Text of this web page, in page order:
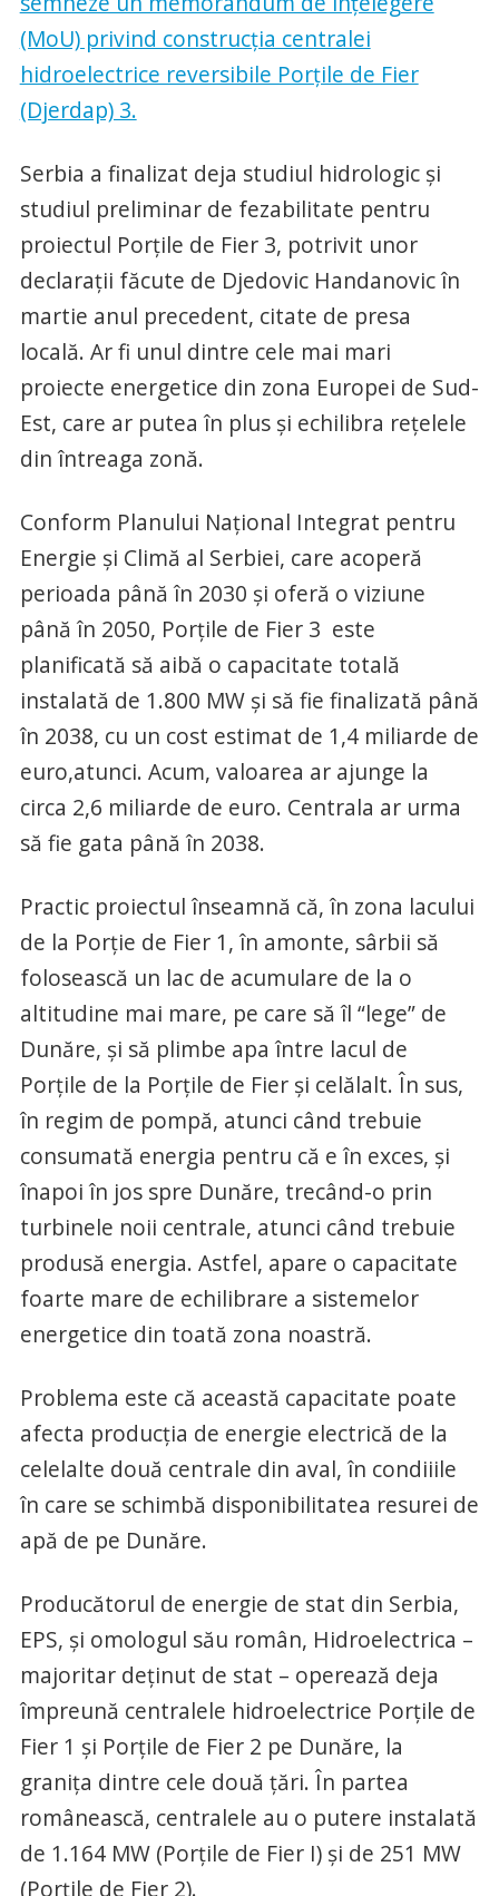
(MoU) privind construcția centralei
hidroelectrice reversibile Porțile de Fier
(Djerdap) 3.
Serbia a finalizat deja studiul hidrologic și
studiul preliminar de fezabilitate pentru
proiectul Porțile de Fier 3, potrivit unor
declarații făcute de Djedovic Handanovic în
martie anul precedent, citate de presa
locală. Ar fi unul dintre cele mai mari
proiecte energetice din zona Europei de Sud-
Est, care ar putea în plus și echilibra rețelele
din întreaga zonă.
Conform Planului Național Integrat pentru
Energie și Climă al Serbiei, care acoperă
perioada până în 2030 și oferă o viziune
până în 2050, Porțile de Fier 3 este
planificată să aibă o capacitate totală
instalată de 1.800 MW și să fie finalizată până
în 2038, cu un cost estimat de 1,4 miliarde de
euro,atunci. Acum, valoarea ar ajunge la
circa 2,6 miliarde de euro. Centrala ar urma
să fie gata până în 2038.
Practic proiectul înseamnă că, în zona lacului
de la Porție de Fier 1, în amonte, sârbii să
folosească un lac de acumulare de la o
altitudine mai mare, pe care să îl “lege” de
Dunăre, și să plimbe apa între lacul de
Porțile de la Porțile de Fier și celălalt. În sus,
în regim de pompă, atunci când trebuie
consumată energia pentru că e în exces, și
înapoi în jos spre Dunăre, trecând-o prin
turbinele noii centrale, atunci când trebuie
produsă energia. Astfel, apare o capacitate
foarte mare de echilibrare a sistemelor
energetice din toată zona noastră.
Problema este că această capacitate poate
afecta producția de energie electrică de la
celelalte două centrale din aval, în condiiile
în care se schimbă disponibilitatea resurei de
apă de pe Dunăre.
Producătorul de energie de stat din Serbia,
EPS, și omologul său român, Hidroelectrica –
majoritar deținut de stat – operează deja
împreună centralele hidroelectrice Porțile de
Fier 1 și Porțile de Fier 2 pe Dunăre, la
granița dintre cele două țări. În partea
românească, centralele au o putere instalată
de 1.164 MW (Porțile de Fier I) și de 251 MW
(Porțile de Fier 2).